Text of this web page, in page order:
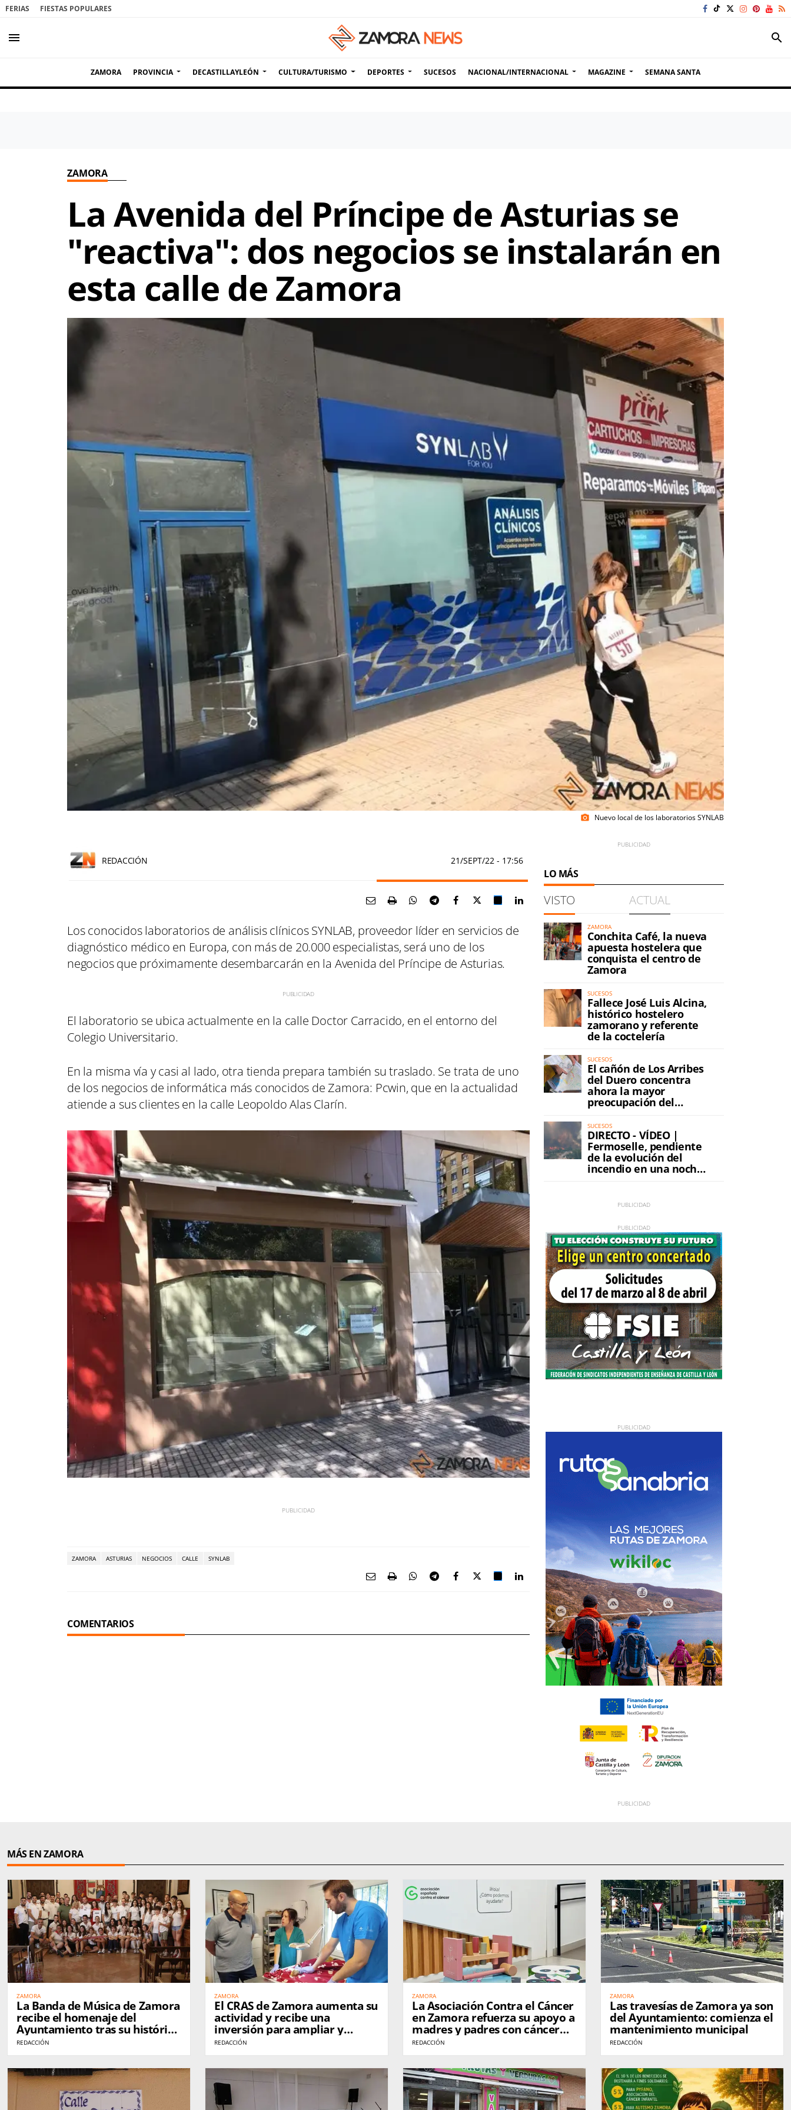
FERIAS FIESTAS POPULARES
menu search
ZAMORA PROVINCIA DECASTILLAYLEÓN CULTURA/TURISMO DEPORTES SUCESOS NACIONAL/INTERNACIONAL MAGAZINE SEMANA SANTA
ZAMORA
La Avenida del Príncipe de Asturias se
"reactiva": dos negocios se instalarán en
esta calle de Zamora
photo_camera Nuevo local de los laboratorios SYNLAB
REDACCIÓN 21/SEPT/22 - 17:56
Los conocidos laboratorios de análisis clínicos SYNLAB, proveedor líder en servicios de
diagnóstico médico en Europa, con más de 20.000 especialistas, será uno de los
negocios que próximamente desembarcarán en la Avenida del Príncipe de Asturias.
El laboratorio se ubica actualmente en la calle Doctor Carracido, en el entorno del
Colegio Universitario.
En la misma vía y casi al lado, otra tienda prepara también su traslado. Se trata de uno
de los negocios de informática más conocidos de Zamora: Pcwin, que en la actualidad
atiende a sus clientes en la calle Leopoldo Alas Clarín.
ZAMORA ASTURIAS NEGOCIOS CALLE SYNLAB
COMENTARIOS
LO MÁS
VISTO ACTUAL
ZAMORA
Conchita Café, la nueva
apuesta hostelera que
conquista el centro de
Zamora
SUCESOS
Fallece José Luis Alcina,
histórico hostelero
zamorano y referente
de la coctelería
SUCESOS
El cañón de Los Arribes
del Duero concentra
ahora la mayor
preocupación del
incendio
SUCESOS
DIRECTO - VÍDEO |
Fermoselle, pendiente
de la evolución del
incendio en una noche
MÁS EN ZAMORA
ZAMORA
La Banda de Música de Zamora
recibe el homenaje del
Ayuntamiento tras su histórico
éxito en el World Music
Contest de Kerkrade
REDACCIÓN
ZAMORA
El CRAS de Zamora aumenta su
actividad y recibe una
inversión para ampliar y
modernizar sus instalaciones
REDACCIÓN
ZAMORA
La Asociación Contra el Cáncer
en Zamora refuerza su apoyo a
madres y padres con cáncer
para facilitar la conciliación
familiar
REDACCIÓN
ZAMORA
Las travesías de Zamora ya son
del Ayuntamiento: comienza el
mantenimiento municipal
REDACCIÓN